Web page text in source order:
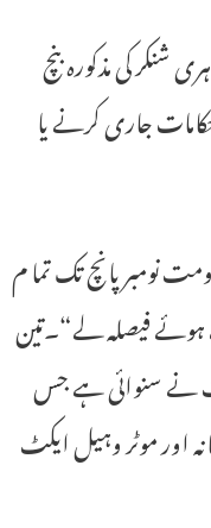
کی مذکورہ بنچ
جاری کرنے یا
نومبر پانچ تک تما م
ہوئے فیصلہ لے“۔تین
نے سنوائی ہے جس
اور موٹر وہیل ایکٹ